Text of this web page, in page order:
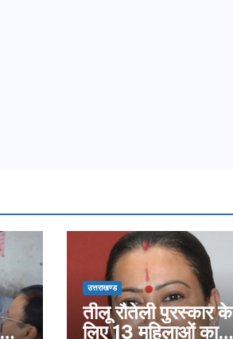
उत्तराखण्ड
तीलू रौतेली पुरस्कार के
लिए 13 महिलाओं का